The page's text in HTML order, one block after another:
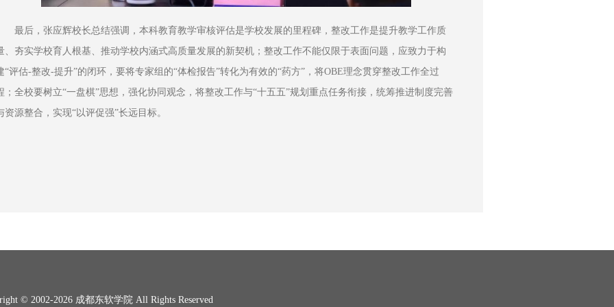
最后，张应辉校长总结强调，本科教育教学审核评估是学校发展的里程碑，整改工作是提升教学工作质
、夯实学校育人根基、推动学校内涵式高质量发展的新契机；整改工作不能仅限于表面问题，应致力于构
“评估-整改-提升”的闭环，要将专家组的“体检报告”转化为有效的“药方”，将OBE理念贯穿整改工作全过
；全校要树立“一盘棋”思想，强化协同观念，将整改工作与“十五五”规划重点任务衔接，统筹推进制度完善
资源整合，实现“以评促强”长远目标。
© 2002-2026 成都东软学院 All Rights Reserved